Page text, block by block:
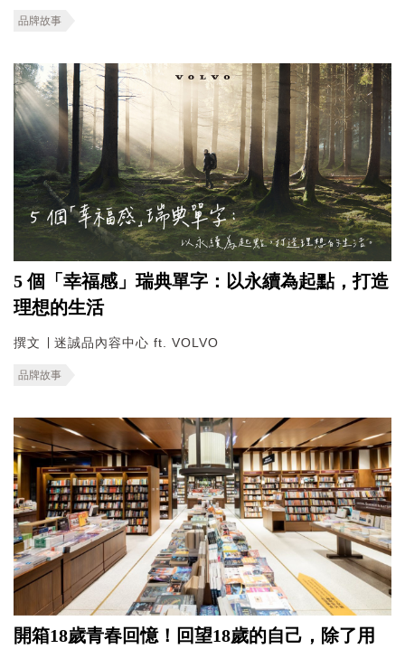
品牌故事
5 個「幸福感」瑞典單字：以永續為起點，打造
理想的生活
撰文 ∣ 迷誠品內容中心 ft. VOLVO
品牌故事
開箱18歲青春回憶！回望18歲的自己，除了用